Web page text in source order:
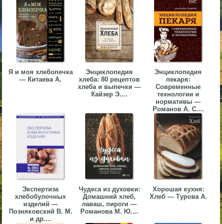
Я и моя хлебопечка
— Китаева А.
Энциклопедия
хлеба: 80 рецептов
хлеба и выпечки —
Кайзер Э....
Энциклопедия
пекаря:
Современные
технологии и
нормативы —
Романов А. С....
Экспертиза
хлебобулочных
изделий —
Позняковский В. М.
и др....
Чудеса из духовки:
Домашний хлеб,
лаваш, пироги —
Романова М. Ю....
Хорошая кухня:
Хлеб — Турова А.
▼
▼